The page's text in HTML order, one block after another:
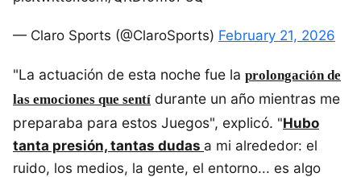
— Claro Sports (@ClaroSports) February 21, 2026
"La actuación de esta noche fue la prolongación de
las emociones que sentí durante un año mientras me
preparaba para estos Juegos", explicó. "Hubo
tanta presión, tantas dudas a mi alrededor: el
ruido, los medios, la gente, el entorno... es algo